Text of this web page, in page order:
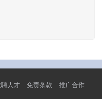
人才 免责条款
推广合作